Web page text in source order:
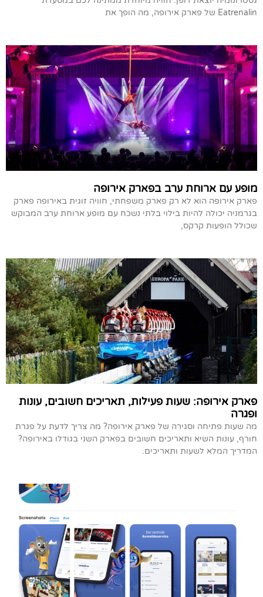
Eatrenalin של פארק אירופה, מה הופך את
מופע עם ארוחת ערב בפארק אירופה
פארק אירופה הוא לא רק פארק משפחתי, חוויה זוגית באירופה פארק
בגרמניה יכולה להיות בילוי בלתי נשכח עם מופע ארוחת ערב המבוקש
שכולל הופעות קרקס,
פארק אירופה: שעות פעילות, תאריכים חשובים, עונות
ופגרה
מה שעות פתיחה וסגירה של פארק אירופה? מה צריך לדעת על פגרת
חורף, עונות השיא ותאריכים חשובים בפארק השני בגודלו באירופה?
המדריך המלא לשעות ותאריכים.